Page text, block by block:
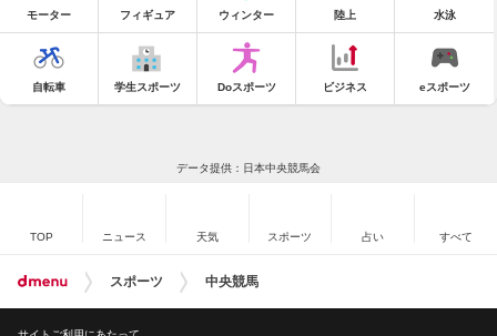
モーター フィギュア ウィンター 陸上 水泳
自転車 学生スポーツ Doスポーツ ビジネス eスポーツ
データ提供：日本中央競馬会
TOP ニュース 天気 スポーツ 占い すべて
スポーツ 中央競馬